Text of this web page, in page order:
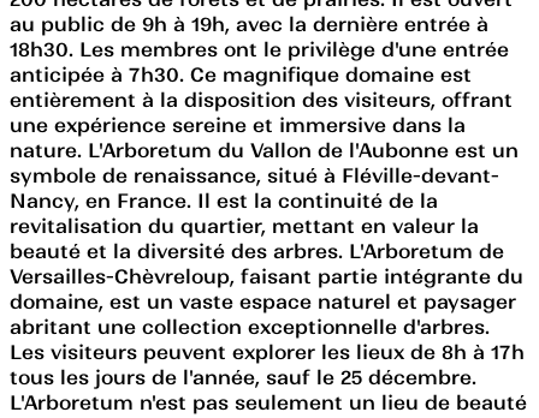
au public de 9h à 19h, avec la dernière entrée à
18h30. Les membres ont le privilège d'une entrée
anticipée à 7h30. Ce magnifique domaine est
entièrement à la disposition des visiteurs, offrant
une expérience sereine et immersive dans la
nature. L'Arboretum du Vallon de l'Aubonne est un
symbole de renaissance, situé à Fléville-devant-
Nancy, en France. Il est la continuité de la
revitalisation du quartier, mettant en valeur la
beauté et la diversité des arbres. L'Arboretum de
Versailles-Chèvreloup, faisant partie intégrante du
domaine, est un vaste espace naturel et paysager
abritant une collection exceptionnelle d'arbres.
Les visiteurs peuvent explorer les lieux de 8h à 17h
tous les jours de l'année, sauf le 25 décembre.
L'Arboretum n'est pas seulement un lieu de beauté